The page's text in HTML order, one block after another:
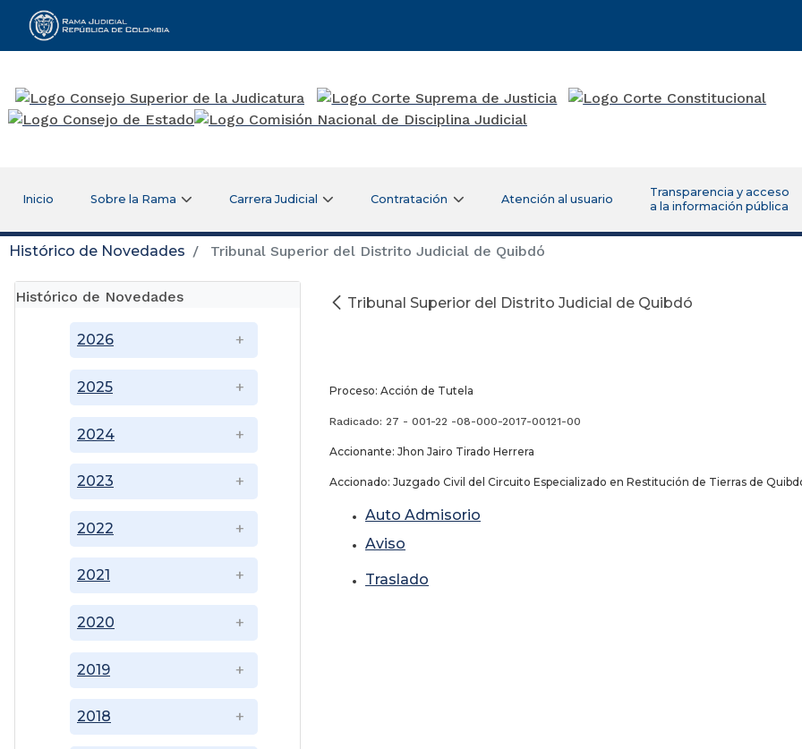
Rama Judicial
Inicio Sobre la Rama Carrera Judicial Contratación Atención al usuario
Transparencia y acceso
a la información pública
Histórico de Novedades Tribunal Superior del Distrito Judicial de Quibdó
Histórico de Novedades
2018
2019
2020
2021
2022
2023
2024
2025
2026
Tribunal Superior del Distrito Judicial de Quibdó
Proceso: Acción de Tutela
Radicado: 27 - 001-22 -08-000-2017-00121-00
Accionante: Jhon Jairo Tirado Herrera
Accionado: Juzgado Civil del Circuito Especializado en Restitución de Tierras de
Auto Admisorio
Aviso
Traslado